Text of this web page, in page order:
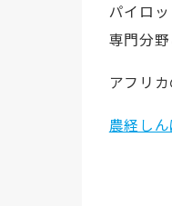
パイロ
専門分
アフリ
農経し